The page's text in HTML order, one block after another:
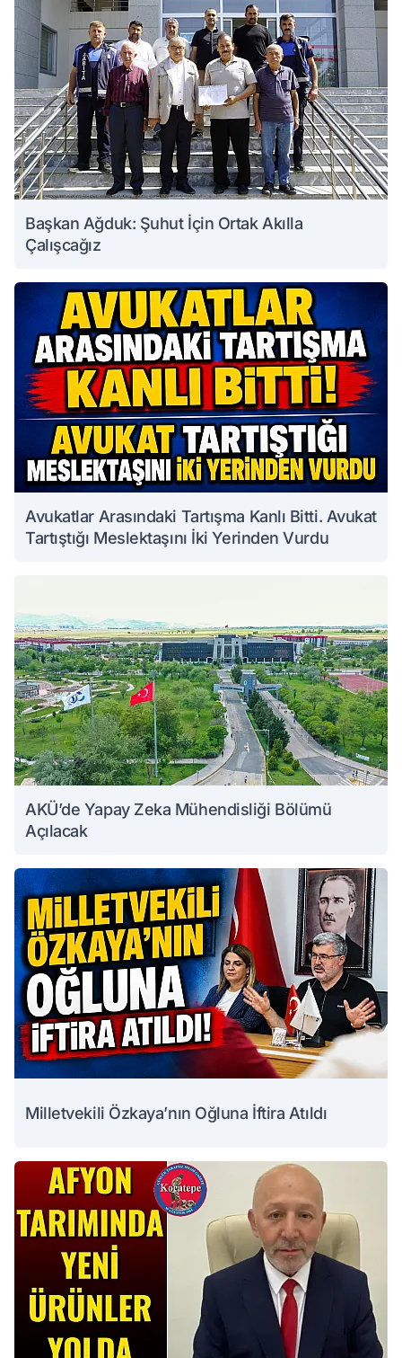
Başkan Ağduk: Şuhut İçin Ortak Akılla
Çalışcağız
Avukatlar Arasındaki Tartışma Kanlı Bitti. Avukat
Tartıştığı Meslektaşını İki Yerinden Vurdu
AKÜ’de Yapay Zeka Mühendisliği Bölümü
Açılacak
Milletvekili Özkaya’nın Oğluna İftira Atıldı